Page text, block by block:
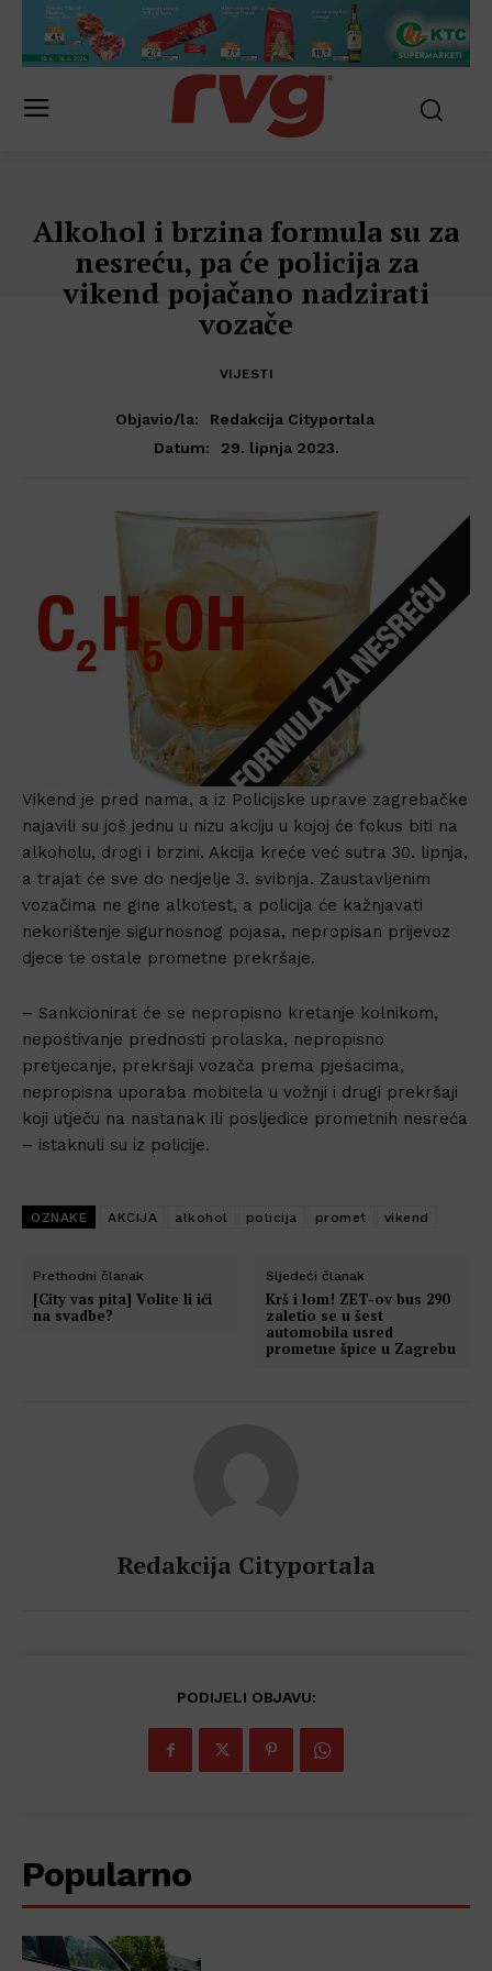
Alkohol i brzina formula su za
nesreću, pa će policija za
vikend pojačano nadzirati
vozače
VIJESTI
Objavio/la:
Redakcija Cityportala
Datum:
29. lipnja 2023.
Vikend je pred nama, a iz Policijske uprave zagrebačke
najavili su još jednu u nizu akciju u kojoj će fokus biti na
alkoholu, drogi i brzini. Akcija kreće već sutra 30. lipnja,
a trajat će sve do nedjelje 3. svibnja. Zaustavljenim
vozačima ne gine alkotest, a policija će kažnjavati
nekorištenje sigurnosnog pojasa, nepropisan prijevoz
djece te ostale prometne prekršaje.
– Sankcionirat će se nepropisno kretanje kolnikom,
nepoštivanje prednosti prolaska, nepropisno
pretjecanje, prekršaji vozača prema pješacima,
nepropisna uporaba mobitela u vožnji i drugi prekršaji
koji utječu na nastanak ili posljedice prometnih nesreća
– istaknuli su iz policije.
OZNAKE AKCIJA alkohol policija promet vikend
Prethodni članak
[City vas pita] Volite li ići
na svadbe?
Sljedeći članak
Krš i lom! ZET-ov bus 290
zaletio se u šest
automobila usred
prometne špice u Zagrebu
Redakcija Cityportala
PODIJELI OBJAVU:
Popularno